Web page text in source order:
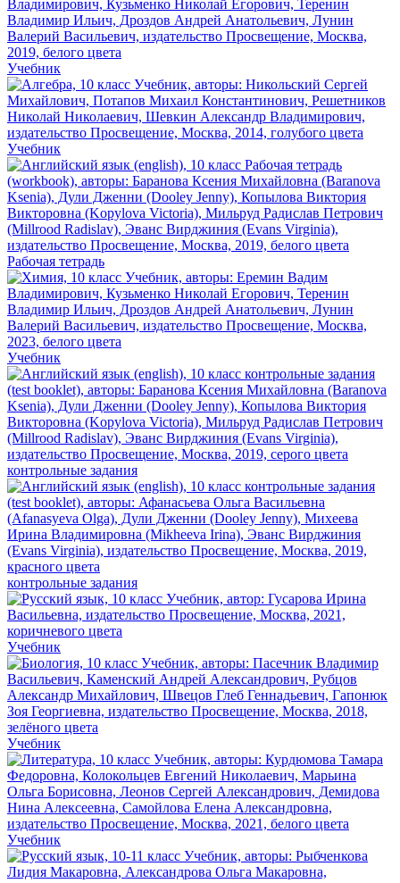
Учебник
Учебник
Рабочая тетрадь
Учебник
контрольные задания
контрольные задания
Учебник
Учебник
Учебник